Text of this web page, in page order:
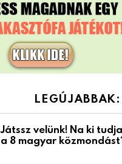
LEGÚJABBAK:
Játssz velünk! Na ki
a 8 magyar